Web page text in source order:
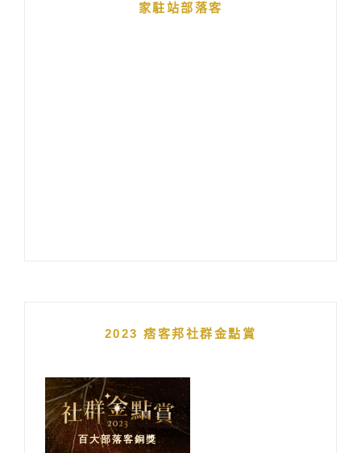
家駐站部落客
2023 痞客邦社群金點賞